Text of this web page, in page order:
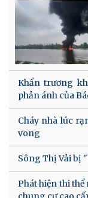
Khẩn trương
phản ánh của
Cháy nhà lúc
vong
Sông Thị Vải bị
Phát hiện thi